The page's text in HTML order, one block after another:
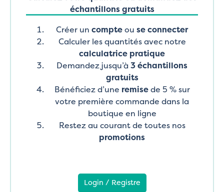
échantillons gratuits
Créer un compteou se connecter
Calculer les quantités avec notre
calculatrice pratique
Demandez jusqu’à 3 échantillons
gratuits
Bénéficiez d’une remisede 5 % sur
votre première commande dans la
boutique en ligne
Restez au courant de toutes nos
promotions
Login / Registre